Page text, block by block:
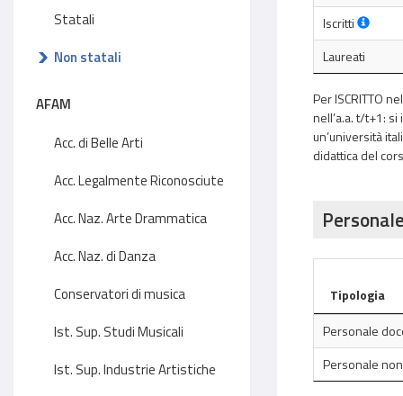
Statali
Non statali
AFAM
Acc. di Belle Arti
Acc. Legalmente Riconosciute
Acc. Naz. Arte Drammatica
Acc. Naz. di Danza
Conservatori di musica
Ist. Sup. Studi Musicali
Ist. Sup. Industrie Artistiche
Iscritti
Laureati
Per ISCRITTO
nell’a.a. t/t+1:
un’università
didattica del
Tipologia
Personale
Personale